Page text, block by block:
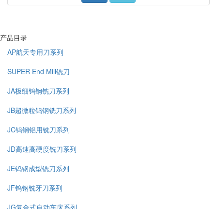
产品目录
AP航天专用刀系列
SUPER End Mill铣刀
JA极细钨钢铣刀系列
JB超微粒钨钢铣刀系列
JC钨钢铝用铣刀系列
JD高速高硬度铣刀系列
JE钨钢成型铣刀系列
JF钨钢铣牙刀系列
JG复合式自动车床系列